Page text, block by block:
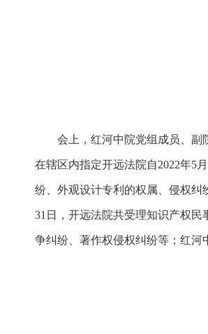
会上，红河中院党组成员、副院
在辖区内指定开远法院自2022年5
纷、外观设计专利的权属、侵权纠
31日，开远法院共受理知识产权民
争纠纷、著作权侵权纠纷等；红河